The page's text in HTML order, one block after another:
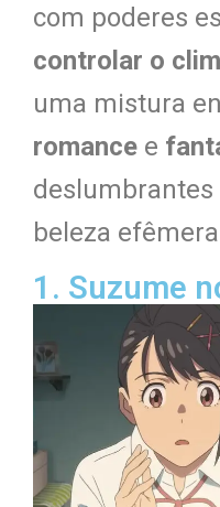
com poderes
controlar o
uma mistura
romance e
beleza
1. Suzume